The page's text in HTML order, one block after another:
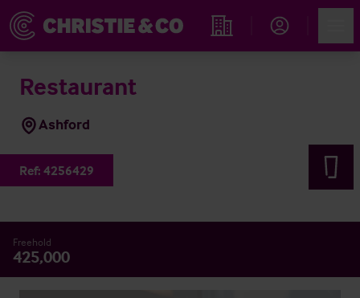
Immobiliensuche
Restaurant
Ashford
Ref: 4256429
Freehold
425,000